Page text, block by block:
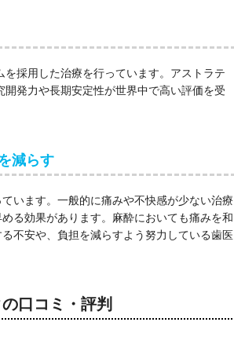
採用した治療を行っています。アストラテ
発力や長期安定性が世界中で高い評価を受
減らす
います。一般的に痛みや不快感が少ない治療
る効果があります。麻酔においても痛みを和
不安や、負担を減らすよう努力している歯医
口コミ・評判